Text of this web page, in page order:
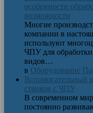
особенности
возможности
Многие
компании в
используют
ЧПУ для
видов…
в Оборудование
Вспомогательный
станков с ЧПУ
В современном
постоянно